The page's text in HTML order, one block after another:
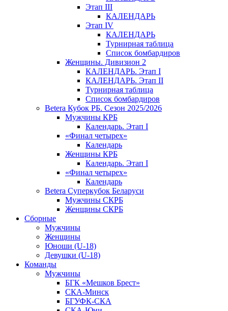
Этап III
КАЛЕНДАРЬ
Этап IV
КАЛЕНДАРЬ
Турнирная таблица
Список бомбардиров
Женщины. Дивизион 2
КАЛЕНДАРЬ. Этап I
КАЛЕНДАРЬ. Этап II
Турнирная таблица
Список бомбардиров
Betera Кубок РБ. Сезон 2025/2026
Мужчины КРБ
Календарь. Этап I
«Финал четырех»
Календарь
Женщины КРБ
Календарь. Этап I
«Финал четырех»
Календарь
Betera Суперкубок Беларуси
Мужчины СКРБ
Женщины СКРБ
Сборные
Мужчины
Женщины
Юноши (U-18)
Девушки (U-18)
Команды
Мужчины
БГК «Мешков Брест»
СКА-Минск
БГУФК-СКА